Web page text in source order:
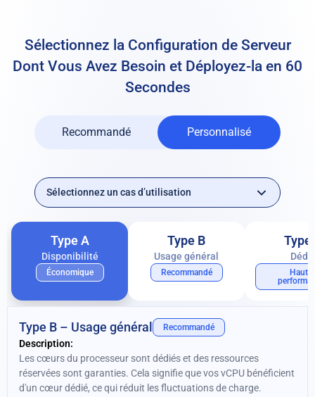
Sélectionnez la Configuration de Serveur
Dont Vous Avez Besoin et Déployez-la en 60
Secondes
Recommandé Personnalisé
Type A
Disponibilité
Économique
Type B
Usage général
Recommandé
Type
Type B – Usage général Recommandé
Description:
Les cœurs du processeur sont dédiés et des ressources
réservées sont garanties. Cela signifie que vos vCPU bénéficient
d'un cœur dédié, ce qui réduit les fluctuations de charge.